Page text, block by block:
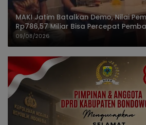
MAKI Jatim Batalkan Demo, Nilai
Rp786,57 Miliar Bisa Percepat
Jember
09/08/2026